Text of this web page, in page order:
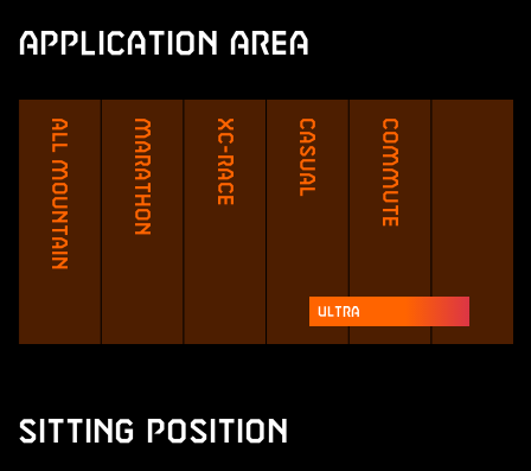
Application Area
All Mountain Marathon XC-Race Casual Commute
Ultra
Sitting Position